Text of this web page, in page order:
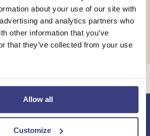
about your use of our site with
and analytics partners who
other information that you’ve
that they’ve collected from your use
Allow all
Customize